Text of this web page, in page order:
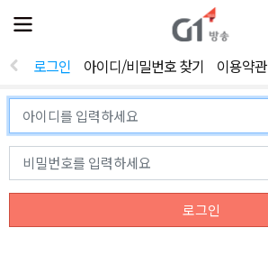
전
체
뉴
열
로그인 아이디/비밀번호 찾기 이용약관
로그인